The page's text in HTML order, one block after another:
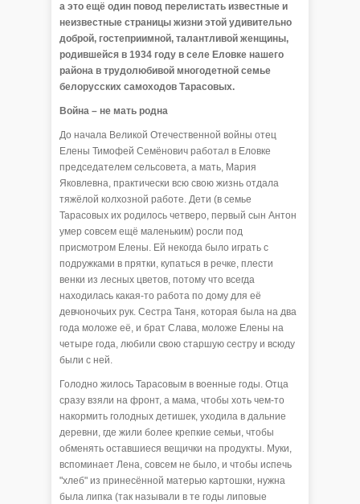
а это ещё один повод перелистать известные и
неизвестные страницы жизни этой удивительно
доброй, гостеприимной, талантливой женщины,
родившейся в 1934 году в селе Еловке нашего
района в трудолюбивой многодетной семье
белорусских самоходов Тарасовых.
Война – не мать родна
До начала Великой Отечественной войны отец
Елены Тимофей Семёнович работал в Еловке
председателем сельсовета, а мать, Мария
Яковлевна, практически всю свою жизнь отдала
тяжёлой колхозной работе. Дети (в семье
Тарасовых их родилось четверо, первый сын Антон
умер совсем ещё маленьким) росли под
присмотром Елены. Ей некогда было играть с
подружками в прятки, купаться в речке, плести
венки из лесных цветов, потому что всегда
находилась какая-то работа по дому для её
девчоночьих рук. Сестра Таня, которая была на два
года моложе её, и брат Слава, моложе Елены на
четыре года, любили свою старшую сестру и всюду
были с ней.
Голодно жилось Тарасовым в военные годы. Отца
сразу взяли на фронт, а мама, чтобы хоть чем-то
накормить голодных детишек, уходила в дальние
деревни, где жили более крепкие семьи, чтобы
обменять оставшиеся вещички на продукты. Муки,
вспоминает Лена, совсем не было, и чтобы испечь
"хлеб" из принесённой матерью картошки, нужна
была липка (так называли в те годы липовые